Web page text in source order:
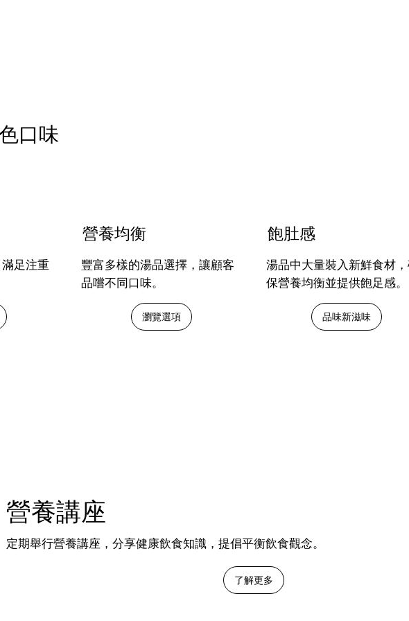
口味
足注重
營養均衡
豐富多樣的湯品選擇，讓顧客
品嚐不同口味。
瀏覽選項
飽肚感
湯品中大量裝入新鮮食材
保營養均衡並提供飽足感。
品味新滋味
營養講座
定期舉行營養講座，分享健康飲食知識，提倡平衡飲食觀念。
了解更多